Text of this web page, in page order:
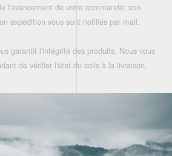
l'avancement de votre commande: son
expédition vous sont notifiés par mail.
garantit l'intégrité des produits. Nous vous
de vérifier l'état du colis à la livraison.